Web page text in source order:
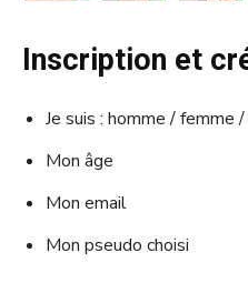
Inscription et
Je suis : homme / femme
Mon âge
Mon email
Mon pseudo choisi